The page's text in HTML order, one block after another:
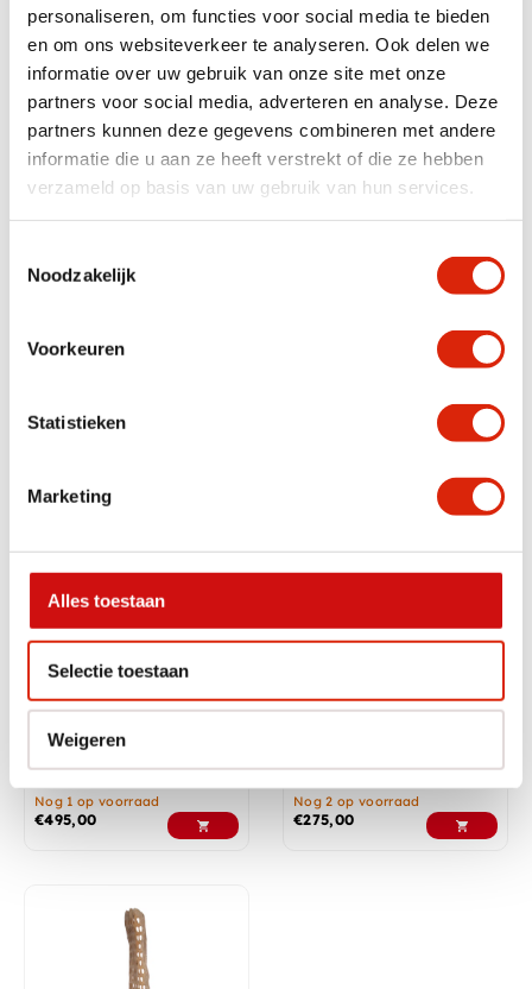
personaliseren, om functies voor social media te bieden
en om ons websiteverkeer te analyseren. Ook delen we
informatie over uw gebruik van onze site met onze
partners voor social media, adverteren en analyse. Deze
partners kunnen deze gegevens combineren met andere
informatie die u aan ze heeft verstrekt of die ze hebben
verzameld op basis van uw gebruik van hun services.
Noodzakelijk
Voorkeuren
Statistieken
Marketing
Alles toestaan
Selectie toestaan
Weigeren
Anderen bekeken ook
Nog 1 op voorraad
Grote versteend houten
stronk – Kunstwerk
Nog 1 op voorraad
€495,00
Nog 2 op voorraad
€275,00